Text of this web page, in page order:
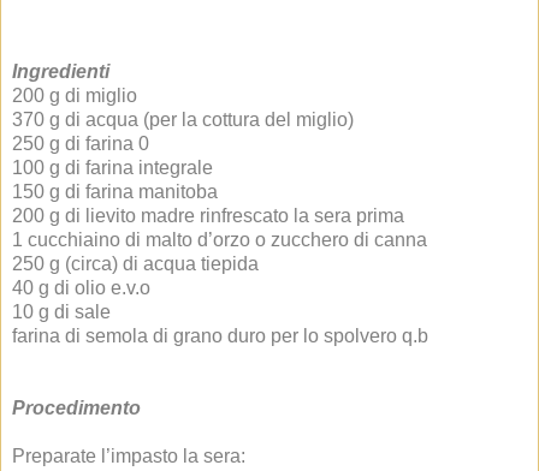
Ingredienti
200 g di miglio
370 g di acqua (per la cottura del miglio)
250 g di farina 0
100 g di farina integrale
150 g di farina manitoba
200 g di lievito madre rinfrescato la sera prima
1 cucchiaino di malto d’orzo o zucchero di canna
250 g (circa) di acqua tiepida
40 g di olio e.v.o
10 g di sale
farina di semola di grano duro per lo spolvero q.b
Procedimento
Preparate l’impasto la sera: